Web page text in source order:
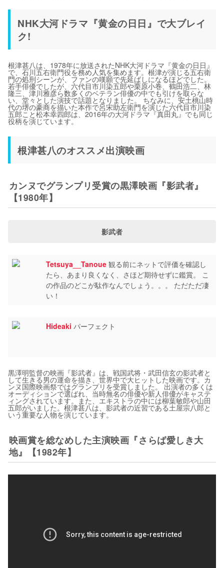
NHK大河ドラマ『黄金の日日』で大ブレイ
ク!
根津甚八は、1978年に放送されたNHK大河ドラマ『黄金の日日』
で、石川五右衛門役を務め人気を集めます。根津が演じる五右衛
門の処刑シーンが、ファンの嘆願で先延ばしになるほどでした。
若手俳優でしたが、六代目市川染五郎や栗原小巻、鶴田浩二、林
隆三、津川雅彦ら数多くのベテラン俳優の中でも引けを取らな
い、堂々とした演技で話題となりました。 ちなみに、安土桃山時
代の堺の豪商を描いた本作で呂宋助左衛門を演じた六代目市川染
五郎こと松本幸四郎は、2016年の大河ドラマ『真田丸』でも同じ
役柄を演じています。
根津甚八のオススメ出演映画
カンヌでグランプリ受賞の黒澤映画『影武者』
【1980年】
影武者
Tetsuya__Tanoue 観る前にネットで評価を確認し
たら、あまり良くなく、さほど期待せずに鑑賞。 こ
の作品のどこが駄作なんでしょう。。。 ただただ凄
い！
Hideaki パーフェクト
黒澤明監督の映画『影武者』は、戦国武将・武田信玄の影武者と
して生きる男の運命を描き、世界中で大ヒットした映画です。カ
ンヌ国際映画祭ではグランプリを受賞しました。 出演者の多くは
オーディションで選ばれ、当時無名の俳優や新人俳優がキャステ
ィングされています。また、エキストラの中には柳葉敏郎や山田
五郎がいました。根津甚八は、影武者の近習である土屋宗八郎と
いう重要な人物を演じています。
映画賞を総なめした主演映画『さらば愛しき大
地』【1982年】